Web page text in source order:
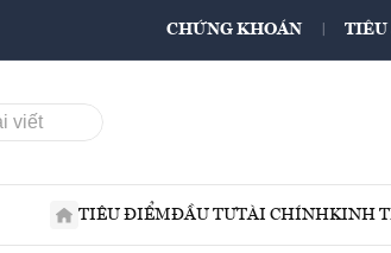
CHỨNG KHOÁN TIÊU
TIÊU ĐIỂMĐẦU TƯTÀI CHÍNHKINH